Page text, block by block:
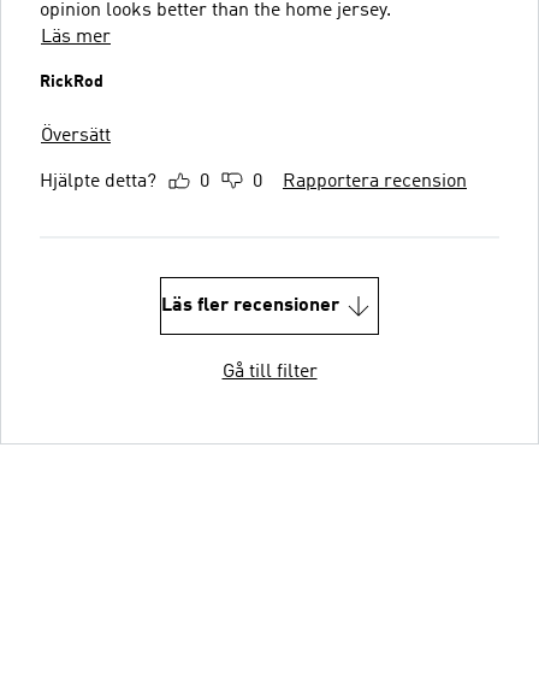
opinion looks better than the home jersey.
Läs mer
RickRod
Översätt
Hjälpte detta? 0 0 Rapportera recension
Läs fler recensioner
Gå till filter